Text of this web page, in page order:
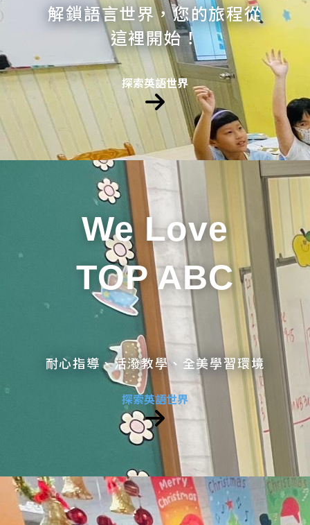
解鎖語言世界，您的旅程從
這裡開始！
探索英語世界
We Love
TOP ABC
耐心指導、活潑教學、全美學習環境
探索英語世界